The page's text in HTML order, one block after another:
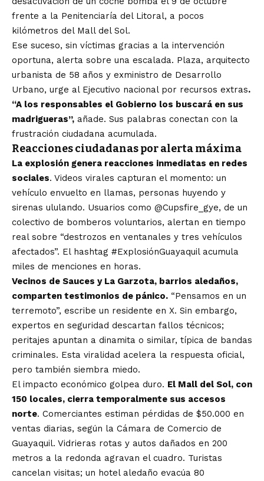
frente a la Penitenciaría del Litoral, a pocos
kilómetros del Mall del Sol.
Ese suceso, sin víctimas gracias a la intervención
oportuna, alerta sobre una escalada. Plaza, arquitecto
urbanista de 58 años y exministro de Desarrollo
Urbano, urge al Ejecutivo nacional por recursos extras.
“A los responsables el Gobierno los buscará en sus
madrigueras”, añade. Sus palabras conectan con la
frustración ciudadana acumulada.
Reacciones ciudadanas por alerta máxima
La explosión genera reacciones inmediatas en redes
sociales. Videos virales capturan el momento: un
vehículo envuelto en llamas, personas huyendo y
sirenas ululando. Usuarios como @Cupsfire_gye, de un
colectivo de bomberos voluntarios, alertan en tiempo
real sobre “destrozos en ventanales y tres vehículos
afectados”. El hashtag #ExplosiónGuayaquil acumula
miles de menciones en horas.
Vecinos de Sauces y La Garzota, barrios aledaños,
comparten testimonios de pánico. “Pensamos en un
terremoto”, escribe un residente en X. Sin embargo,
expertos en seguridad descartan fallos técnicos;
peritajes apuntan a dinamita o similar, típica de bandas
criminales. Esta viralidad acelera la respuesta oficial,
pero también siembra miedo.
El impacto económico golpea duro. El Mall del Sol, con
150 locales, cierra temporalmente sus accesos
norte. Comerciantes estiman pérdidas de $50.000 en
ventas diarias, según la Cámara de Comercio de
Guayaquil. Vidrieras rotas y autos dañados en 200
metros a la redonda agravan el cuadro. Turistas
cancelan visitas; un hotel aledaño evacúa 80